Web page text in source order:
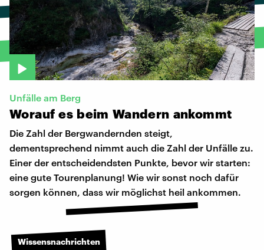
Unfälle am Berg
Worauf es beim Wandern ankommt
Die Zahl der Bergwandernden steigt,
dementsprechend nimmt auch die Zahl der Unfälle zu.
Einer der entscheidendsten Punkte, bevor wir starten:
eine gute Tourenplanung! Wie wir sonst noch dafür
sorgen können, dass wir möglichst heil ankommen.
Wissensnachrichten